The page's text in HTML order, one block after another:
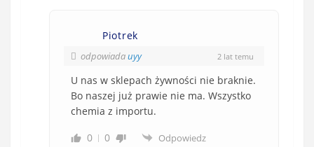
Piotrek
odpowiadauyy 2 lat temu
U nas w sklepach żywności nie braknie.
Bo naszej już prawie nie ma. Wszystko
chemia z importu.
0
0 Odpowiedz